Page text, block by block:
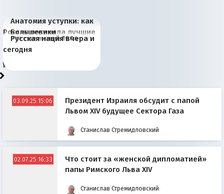
Июньская жара в
Европе и озоновые
дыры
Анатомия уступки: как
Россия потеряла лучшие
рыбопромысловые
районы Баренцева
моря
Большевики
отличаются от «Яблока»
тем, что они -
победители
Киевская марионетка
Запада рассказала о
«переобувании» хозяев
В России назрели
перемены: 15 шагов к
суверенной экономике
Миграционный пожар
Европы
Россия начинает
сбрасывать балласт
Анкориджа
Россия зимой 1904
года: первые уступки во
внутренней политике
Русская нация вчера и
сегодня
03.09.25 15:06
Президент Израиля обсудит с папой
Львом XIV будущее Сектора Газа
Станислав Стремидловский
02.07.25 16:33
Что стоит за «женской дипломатией»
папы Римского Льва XIV
Станислав Стремидловский